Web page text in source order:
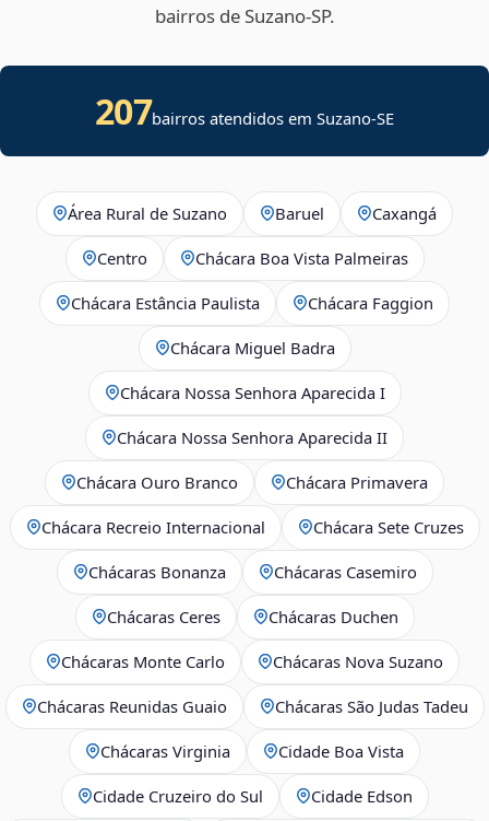
bairros de Suzano‑SP.
207bairros atendidos emSuzano-SE
Área Rural de Suzano Baruel Caxangá
Centro Chácara Boa Vista Palmeiras
Chácara Estância Paulista Chácara Faggion
Chácara Miguel Badra
Chácara Nossa Senhora Aparecida I
Chácara Nossa Senhora Aparecida II
Chácara Ouro Branco Chácara Primavera
Chácara Recreio Internacional Chácara Sete Cruzes
Chácaras Bonanza Chácaras Casemiro
Chácaras Ceres Chácaras Duchen
Chácaras Monte Carlo Chácaras Nova Suzano
Chácaras Reunidas Guaio Chácaras São Judas Tadeu
Chácaras Virginia Cidade Boa Vista
Cidade Cruzeiro do Sul Cidade Edson